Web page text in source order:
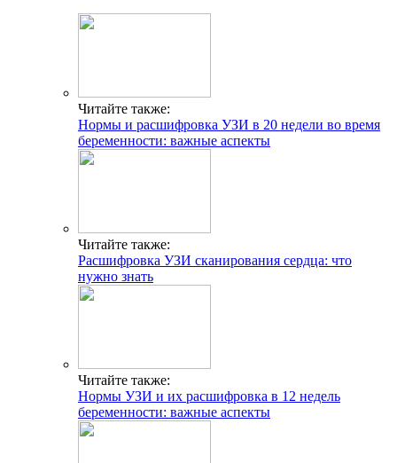
Читайте также:
Нормы и расшифровка УЗИ в 20 недели во время
беременности: важные аспекты
Читайте также:
Расшифровка УЗИ сканирования сердца: что
нужно знать
Читайте также:
Нормы УЗИ и их расшифровка в 12 недель
беременности: важные аспекты